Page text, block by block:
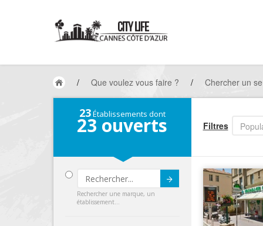
/ Que voulez vous faire ? / Chercher un
23Établissements dont
23 ouverts
Submit
Rechercher une marque, un
établissement...
Filtres